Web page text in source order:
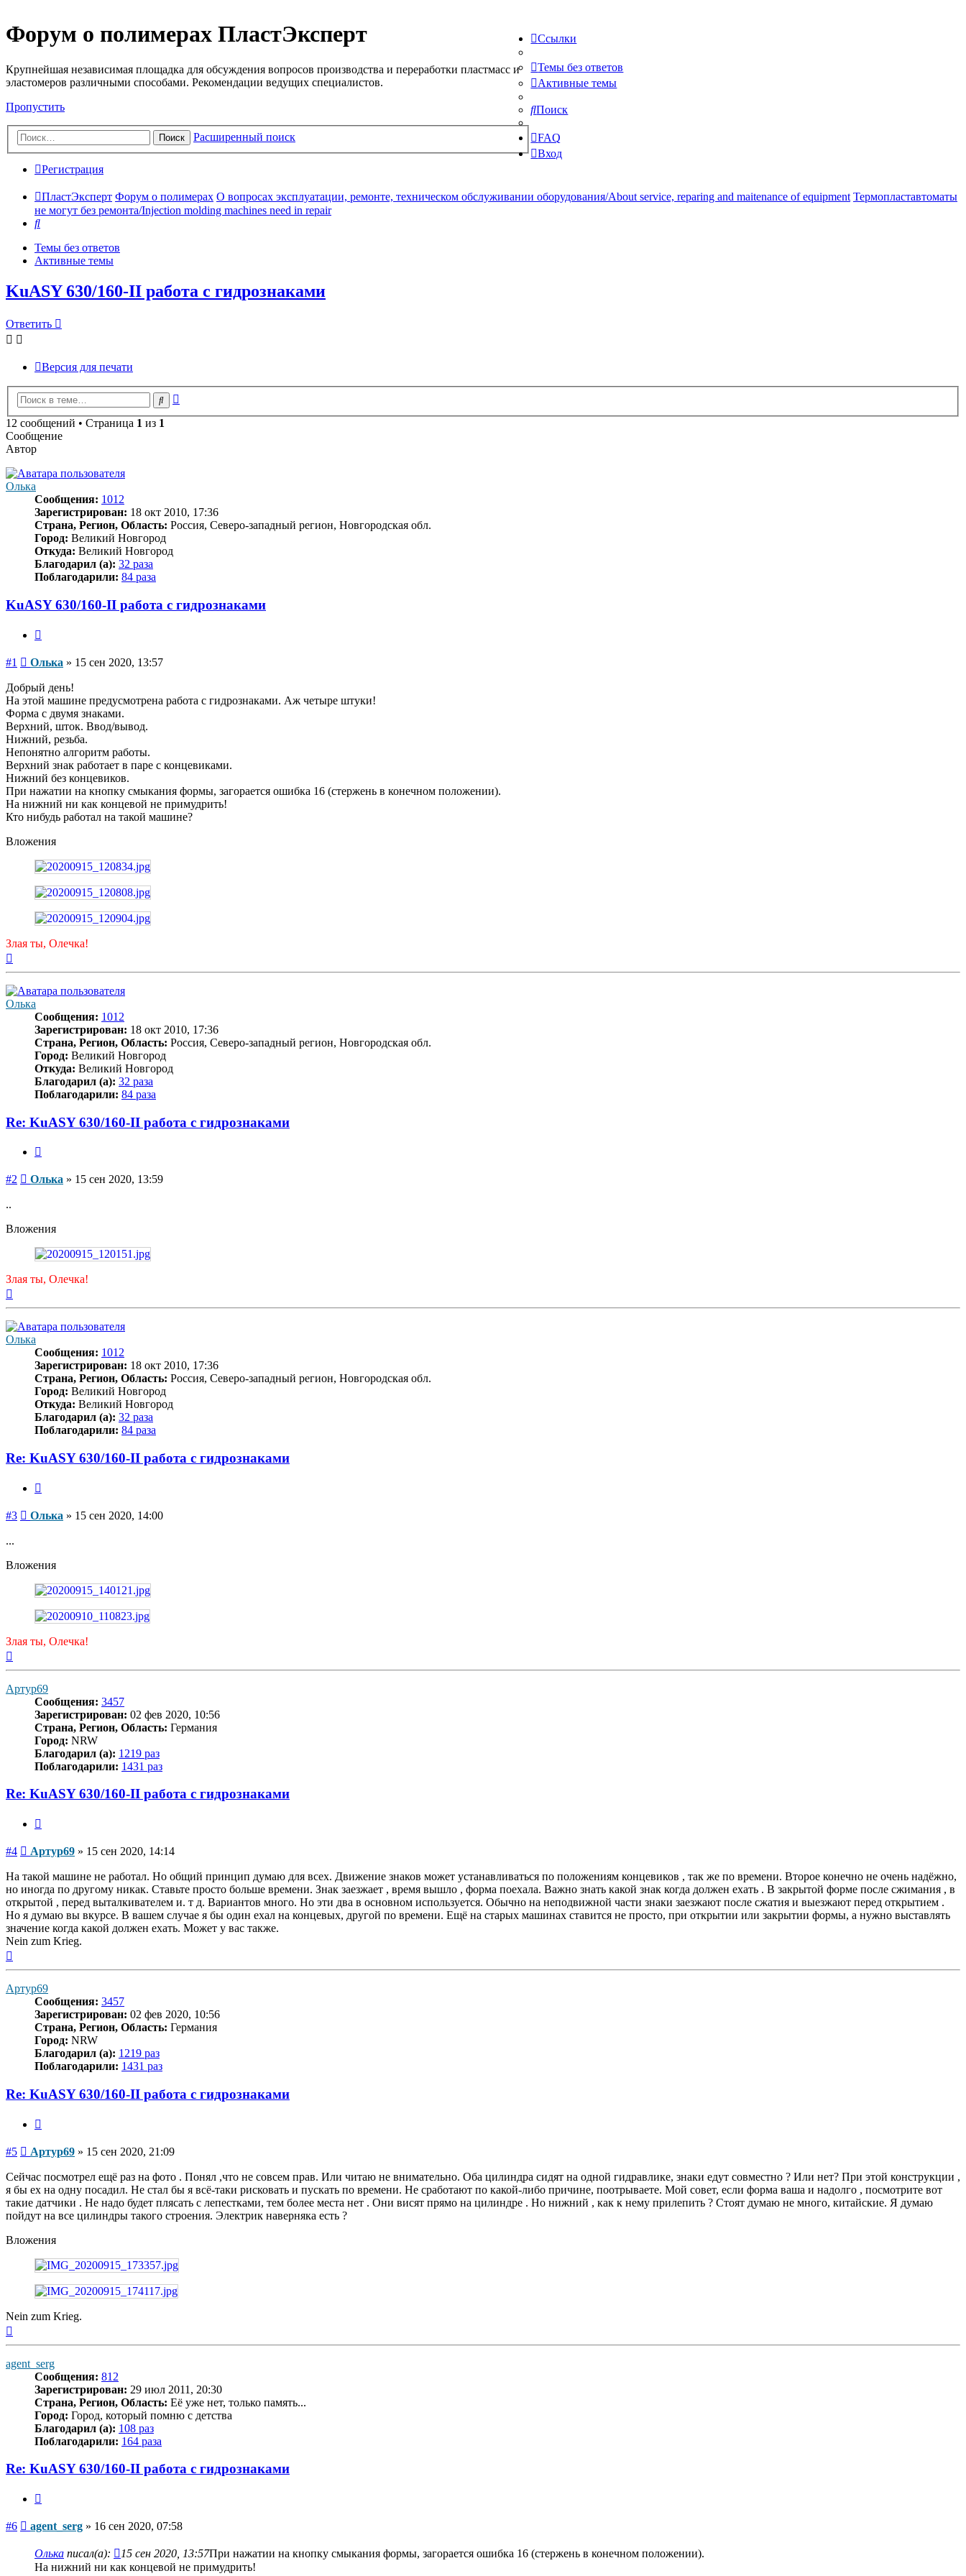
Форум о полимерах ПластЭксперт
Крупнейшая независимая площадка для обсуждения вопросов производства и переработки пластмасс и
эластомеров различными способами. Рекомендации ведущих специалистов.
Пропустить
Поиск Расширенный поиск
Ссылки
Темы без ответов
Активные темы
Поиск
FAQ
Вход
Регистрация
ПластЭксперт Форум о полимерах О вопросах эксплуатации, ремонте, техническом обслуживании оборудования/About service, reparing and maitenance of equipment Термопластавтоматы
не могут без ремонта/Injection molding machines need in repair
Поиск
Темы без ответов
Активные темы
KuASY 630/160-II работа с гидрознаками
Ответить
Версия для печати
Поиск
12 сообщений • Страница 1 из 1
Сообщение
Автор
Олька
Сообщения: 1012
Зарегистрирован: 18 окт 2010, 17:36
Страна, Регион, Область: Россия, Северо-западный регион, Новгородская обл.
Город: Великий Новгород
Откуда: Великий Новгород
Благодарил (а): 32 раза
Поблагодарили: 84 раза
KuASY 630/160-II работа с гидрознаками
#1 Сообщение
Олька » 15 сен 2020, 13:57
Добрый день!
На этой машине предусмотрена работа с гидрознаками. Аж четыре штуки!
Форма с двумя знаками.
Верхний, шток. Ввод/вывод.
Нижний, резьба.
Непонятно алгоритм работы.
Верхний знак работает в паре с концевиками.
Нижний без концевиков.
При нажатии на кнопку смыкания формы, загорается ошибка 16 (стержень в конечном положении).
На нижний ни как концевой не примудрить!
Кто нибудь работал на такой машине?
Вложения
Злая ты, Олечка!
Олька
Сообщения: 1012
Зарегистрирован: 18 окт 2010, 17:36
Страна, Регион, Область: Россия, Северо-западный регион, Новгородская обл.
Город: Великий Новгород
Откуда: Великий Новгород
Благодарил (а): 32 раза
Поблагодарили: 84 раза
Re: KuASY 630/160-II работа с гидрознаками
#2 Сообщение
Олька » 15 сен 2020, 13:59
..
Вложения
Злая ты, Олечка!
Олька
Сообщения: 1012
Зарегистрирован: 18 окт 2010, 17:36
Страна, Регион, Область: Россия, Северо-западный регион, Новгородская обл.
Город: Великий Новгород
Откуда: Великий Новгород
Благодарил (а): 32 раза
Поблагодарили: 84 раза
Re: KuASY 630/160-II работа с гидрознаками
#3 Сообщение
Олька » 15 сен 2020, 14:00
...
Вложения
Злая ты, Олечка!
Артур69
Сообщения: 3457
Зарегистрирован: 02 фев 2020, 10:56
Страна, Регион, Область: Германия
Город: NRW
Благодарил (а): 1219 раз
Поблагодарили: 1431 раз
Re: KuASY 630/160-II работа с гидрознаками
#4 Сообщение
Артур69 » 15 сен 2020, 14:14
На такой машине не работал. Но общий принцип думаю для всех. Движение знаков может устанавливаться по положениям концевиков , так же по времени. Второе конечно не очень надёжно,
но иногда по другому никак. Ставьте просто больше времени. Знак заезжает , время вышло , форма поехала. Важно знать какой знак когда должен ехать . В закрытой форме после сжимания , в
открытой , перед выталкивателем и. т д. Вариантов много. Но эти два в основном используется. Обычно на неподвижной части знаки заезжают после сжатия и выезжают перед открытием .
Но я думаю вы вкурсе. В вашем случае я бы один ехал на концевых, другой по времени. Ещё на старых машинах ставится не просто, при открытии или закрытии формы, а нужно выставлять
значение когда какой должен ехать. Может у вас также.
Nein zum Krieg.
Артур69
Сообщения: 3457
Зарегистрирован: 02 фев 2020, 10:56
Страна, Регион, Область: Германия
Город: NRW
Благодарил (а): 1219 раз
Поблагодарили: 1431 раз
Re: KuASY 630/160-II работа с гидрознаками
#5 Сообщение
Артур69 » 15 сен 2020, 21:09
Сейчас посмотрел ещё раз на фото . Понял ,что не совсем прав. Или читаю не внимательно. Оба цилиндра сидят на одной гидравлике, знаки едут совместно ? Или нет? При этой конструкции ,
я бы ех на одну посадил. Не стал бы я всё-таки рисковать и пускать по времени. Не сработают по какой-либо причине, поотрываете. Мой совет, если форма ваша и надолго , посмотрите вот
такие датчики . Не надо будет плясать с лепестками, тем более места нет . Они висят прямо на цилиндре . Но нижний , как к нему прилепить ? Стоят думаю не много, китайские. Я думаю
пойдут на все цилиндры такого строения. Электрик наверняка есть ?
Вложения
Nein zum Krieg.
agent_serg
Сообщения: 812
Зарегистрирован: 29 июл 2011, 20:30
Страна, Регион, Область: Её уже нет, только память...
Город: Город, который помню с детства
Благодарил (а): 108 раз
Поблагодарили: 164 раза
Re: KuASY 630/160-II работа с гидрознаками
#6 Сообщение
agent_serg » 16 сен 2020, 07:58
Олька писал(а): 15 сен 2020, 13:57При нажатии на кнопку смыкания формы, загорается ошибка 16 (стержень в конечном положении).
На нижний ни как концевой не примудрить!